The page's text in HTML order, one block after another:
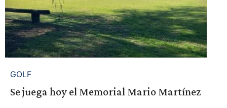
GOLF
Se juega hoy el Memorial Mario Martínez